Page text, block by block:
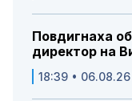
Повдигнаха
директор на
18:39 • 06.08.26